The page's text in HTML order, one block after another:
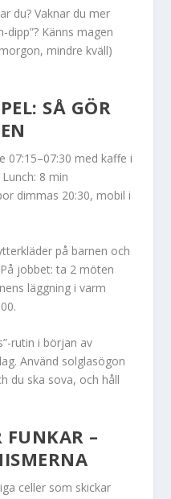
du? Vaknar du mer
dipp”? Känns magen
mindre kväll)
SÅ GÖR
07:15–07:30 med kaffe i
8 min
dimmas 20:30, mobil i
på barnen och
jobbet: ta 2 möten
läggning i varm
rutin i början av
Använd solglasögon
du ska sova, och håll
FUNKAR –
celler som skickar